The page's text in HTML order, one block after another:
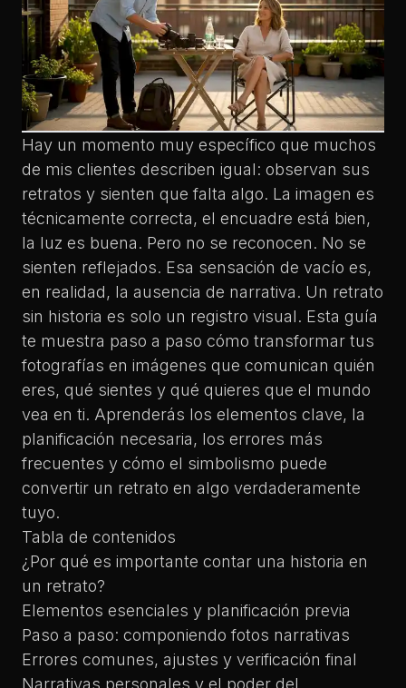
Hay un momento muy específico que muchos
de mis clientes describen igual: observan sus
retratos y sienten que falta algo. La imagen es
técnicamente correcta, el encuadre está bien,
la luz es buena. Pero no se reconocen. No se
sienten reflejados. Esa sensación de vacío es,
en realidad, la ausencia de narrativa. Un retrato
sin historia es solo un registro visual. Esta guía
te muestra paso a paso cómo transformar tus
fotografías en imágenes que comunican quién
eres, qué sientes y qué quieres que el mundo
vea en ti. Aprenderás los elementos clave, la
planificación necesaria, los errores más
frecuentes y cómo el simbolismo puede
convertir un retrato en algo verdaderamente
tuyo.
Tabla de contenidos
¿Por qué es importante contar una historia en
un retrato?
Elementos esenciales y planificación previa
Paso a paso: componiendo fotos narrativas
Errores comunes, ajustes y verificación final
Narrativas personales y el poder del